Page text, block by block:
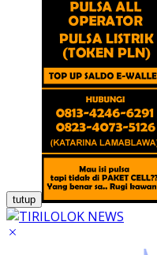
tutup